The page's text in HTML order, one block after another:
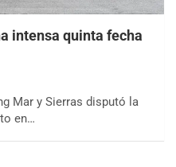
intensa quinta fecha
Mar y Sierras disputó la
en…